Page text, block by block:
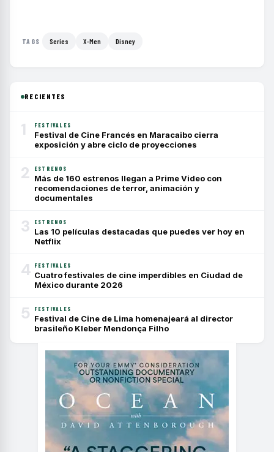
TAGS Series X-Men Disney
RECIENTES
1 FESTIVALES
Festival de Cine Francés en Maracaibo cierra
exposición y abre ciclo de proyecciones
2 ESTRENOS
Más de 160 estrenos llegan a Prime Video con
recomendaciones de terror, animación y
documentales
3 ESTRENOS
Las 10 películas destacadas que puedes ver hoy en
Netflix
4 FESTIVALES
Cuatro festivales de cine imperdibles en Ciudad de
México durante 2026
5 FESTIVALES
Festival de Cine de Lima homenajeará al director
brasileño Kleber Mendonça Filho